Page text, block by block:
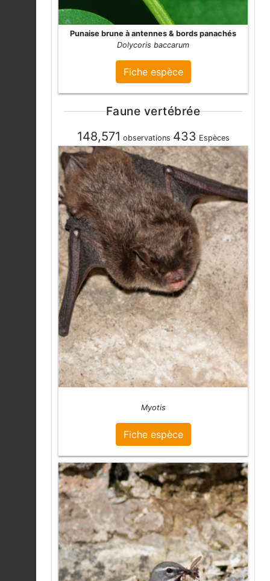
Punaise brune à antennes & bords panachés
Dolycoris baccarum
Fiche espèce
Faune vertébrée
148,571 observations 433 Espèces
Myotis
Fiche espèce